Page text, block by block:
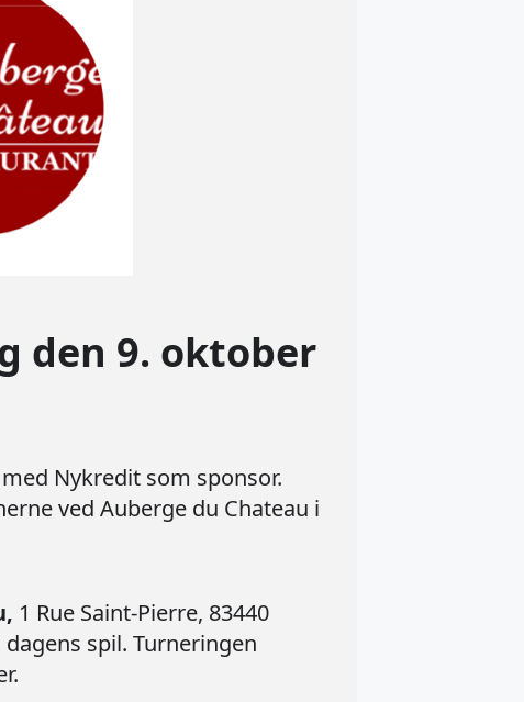
den 9. oktober
Nykredit som sponsor.
ved Auberge du Chateau i
1 Rue Saint-Pierre, 83440
spil. Turneringen